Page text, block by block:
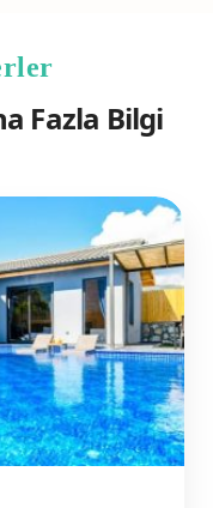
Fazla Bilgi